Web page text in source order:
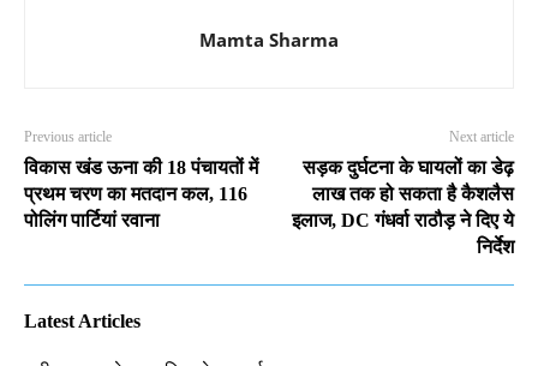
Mamta Sharma
Previous article
विकास खंड ऊना की 18 पंचायतों में
प्रथम चरण का मतदान कल, 116
पोलिंग पार्टियां रवाना
Next article
सड़क दुर्घटना के घायलों का डेढ़
लाख तक हो सकता है कैशलैस
इलाज, DC गंधर्वा राठौड़ ने दिए ये
निर्देश
Latest Articles